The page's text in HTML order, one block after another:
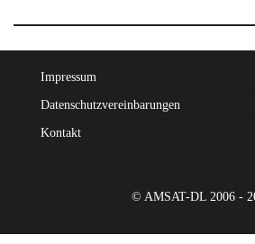
Impressum
Datenschutzvereinbarungen
Kontakt
© AMSAT-DL 2006 -